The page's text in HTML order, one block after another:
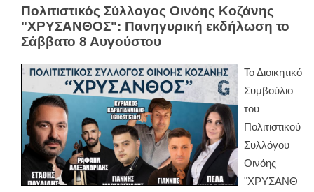
Πολιτιστικός Σύλλογος Οινόης Κοζάνης
"ΧΡΥΣΑΝΘΟΣ": Πανηγυρική εκδήλωση το
Σάββατο 8 Αυγούστου
Το Διοικητικό
Συμβούλιο
του
Πολιτιστικού
Συλλόγου
Οινόης
"ΧΡΥΣΑΝΘ